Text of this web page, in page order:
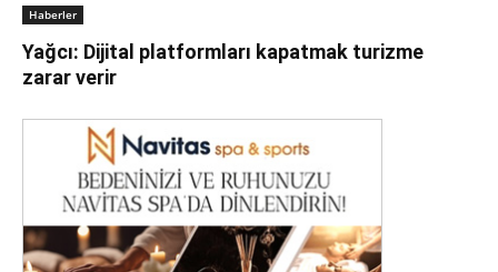
Haberler
Yağcı: Dijital platformları kapatmak turizme
zarar verir